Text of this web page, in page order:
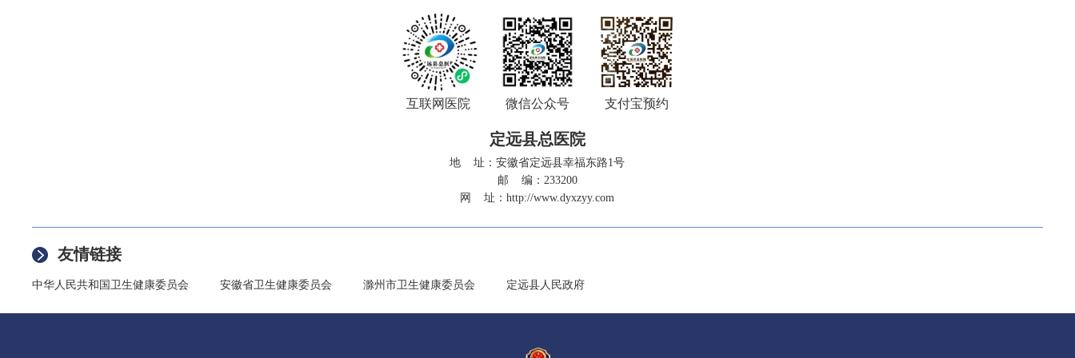
互联网医院 微信公众号 支付宝预约
定远县总医院
地 址：安徽省定远县幸福东路1号
邮 编：233200
网 址：http://www.dyxzyy.com
友情链接
中华人民共和国卫生健康委员会 安徽省卫生健康委员会 滁州市卫生健康委员会 定远县人民政府